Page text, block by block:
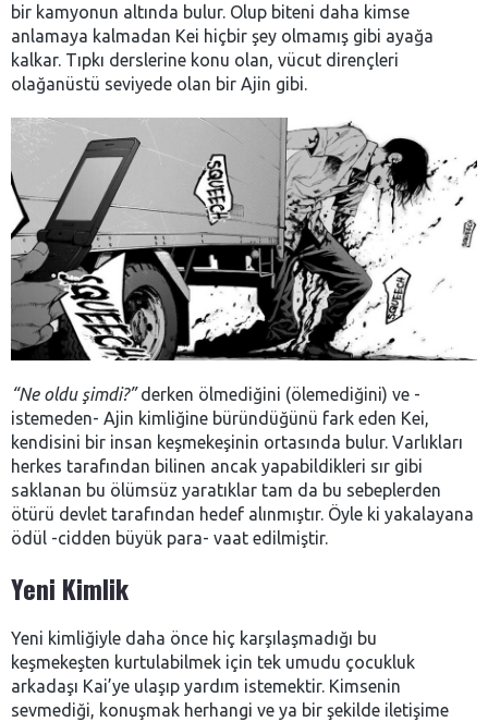
bir kamyonun altında bulur. Olup biteni daha kimse
anlamaya kalmadan Kei hiçbir şey olmamış gibi ayağa
kalkar. Tıpkı derslerine konu olan, vücut dirençleri
olağanüstü seviyede olan bir Ajin gibi.
“Ne oldu şimdi?”derken ölmediğini (ölemediğini) ve -
istemeden- Ajin kimliğine büründüğünü fark eden Kei,
kendisini bir insan keşmekeşinin ortasında bulur. Varlıkları
herkes tarafından bilinen ancak yapabildikleri sır gibi
saklanan bu ölümsüz yaratıklar tam da bu sebeplerden
ötürü devlet tarafından hedef alınmıştır. Öyle ki yakalayana
ödül -cidden büyük para- vaat edilmiştir.
Yeni Kimlik
Yeni kimliğiyle daha önce hiç karşılaşmadığı bu
keşmekeşten kurtulabilmek için tek umudu çocukluk
arkadaşı Kai’ye ulaşıp yardım istemektir. Kimsenin
sevmediği, konuşmak herhangi ve ya bir şekilde iletişime